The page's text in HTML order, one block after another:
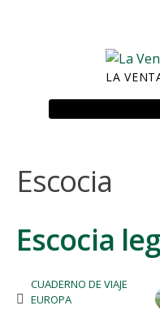
LA
Escocia
Escocia
CUADERNO DE VIAJE
EUROPA